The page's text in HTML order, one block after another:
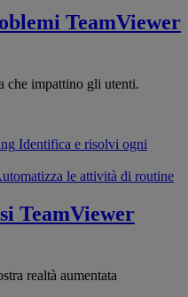
TeamViewer
che impattino gli utenti.
Identifica e risolvi ogni
le attività di routine
TeamViewer
realtà aumentata